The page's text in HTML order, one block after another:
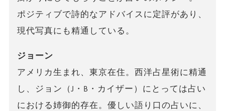
ポジティブで詩的なアドバイスに定評があり、
現代写真にも精通している。
ジョーン
アメリカ生まれ、東京在住。西洋占星術に精通
し、ジョン（J・B・カイザー）にとっては占い
における姉御的存在。優しい語り口の占いに、